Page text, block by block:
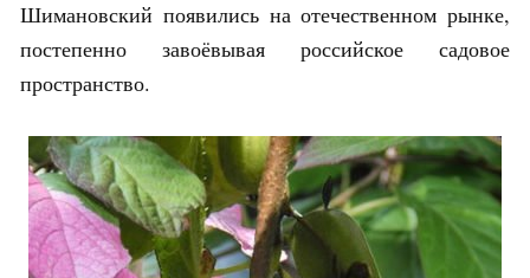
Шимановский появились на отечественном рынке,
постепенно завоёвывая российское садовое
пространство.